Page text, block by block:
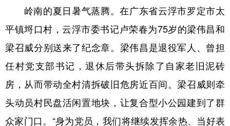
岭南的夏日暑气蒸腾。在广东省云浮市罗定市太
平镇埒口村，云浮市委书记卢荣春为75岁的梁伟昌和
梁召威分别送来了纪念章。梁伟昌是退役军人、曾担
任村党支部书记，退休后带头拆除了自家老旧泥砖
房，从而带动全村清拆破旧危房近百间。梁召威则牵
头动员村民盘活闲置地块，让复合型小公园建到了群
众家门口。“身为党员，我们将继续发挥余热、当好表